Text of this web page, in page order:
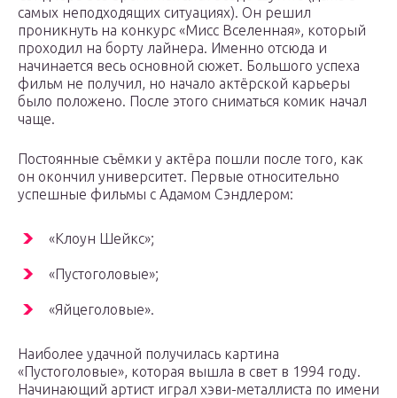
самых неподходящих ситуациях). Он решил
проникнуть на конкурс «Мисс Вселенная», который
проходил на борту лайнера. Именно отсюда и
начинается весь основной сюжет. Большого успеха
фильм не получил, но начало актёрской карьеры
было положено. После этого сниматься комик начал
чаще.
Постоянные съёмки у актёра пошли после того, как
он окончил университет. Первые относительно
успешные фильмы с Адамом Сэндлером:
«Клоун Шейкс»;
«Пустоголовые»;
«Яйцеголовые».
Наиболее удачной получилась картина
«Пустоголовые», которая вышла в свет в 1994 году.
Начинающий артист играл хэви-металлиста по имени